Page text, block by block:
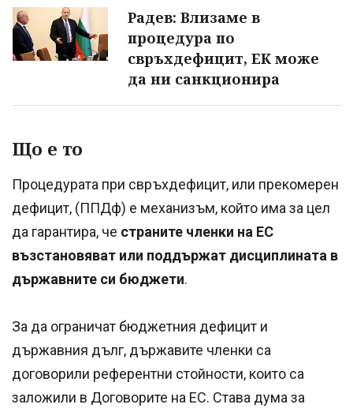
Радев: Влизаме в
процедура по
свръхдефицит, ЕК може
да ни санкционира
Що е то
Процедурата при свръхдефицит, или прекомерен
дефицит, (ППДф) е механизъм, който има за цел
да гарантира, че страните членки на ЕС
възстановяват или поддържат дисциплината в
държавните си бюджети.
За да ограничат бюджетния дефицит и
държавния дълг, държавите членки са
договорили референтни стойности, които са
заложили в Договорите на ЕС. Става дума за